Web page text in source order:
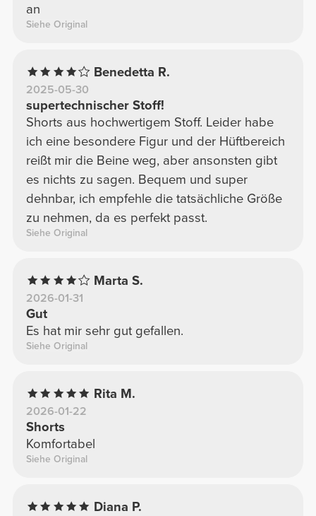
an
Siehe Original
Benedetta R.
2025-05-30
supertechnischer Stoff!
Shorts aus hochwertigem Stoff. Leider habe
ich eine besondere Figur und der Hüftbereich
reißt mir die Beine weg, aber ansonsten gibt
es nichts zu sagen. Bequem und super
dehnbar, ich empfehle die tatsächliche Größe
zu nehmen, da es perfekt passt.
Siehe Original
Marta S.
2026-01-31
Gut
Es hat mir sehr gut gefallen.
Siehe Original
Rita M.
2026-01-22
Shorts
Komfortabel
Siehe Original
Diana P.